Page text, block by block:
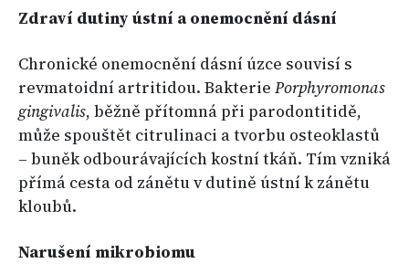
Zdraví dutiny ústní a onemocnění dásní
Chronické onemocnění dásní úzce souvisí s
revmatoidní artritidou. Bakterie Porphyromonas
gingivalis, běžně přítomná při parodontitidě,
může spouštět citrulinaci a tvorbu osteoklastů
– buněk odbourávajících kostní tkáň. Tím vzniká
přímá cesta od zánětu v dutině ústní k zánětu
kloubů.
Narušení mikrobiomu